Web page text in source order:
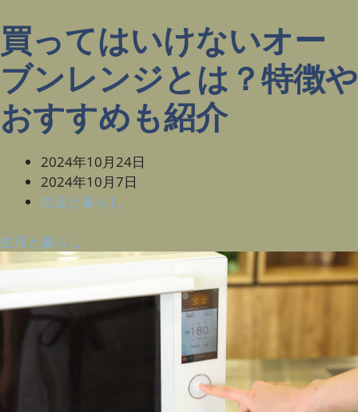
買ってはいけないオー
ブンレンジとは？特徴や
おすすめも紹介
2024年10月24日
2024年10月7日
生活と暮らし
生活と暮らし